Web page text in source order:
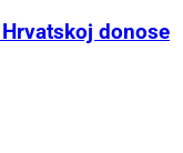
donose